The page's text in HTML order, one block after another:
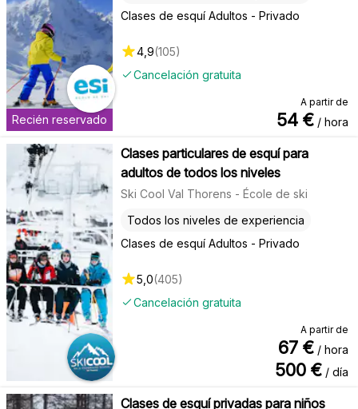
Recién reservado
Clases de esquí Adultos - Privado
Cancelación gratuita
4,9(105)
A partir de
54 € / hora
Clases particulares de esquí para
adultos de todos los niveles
Ski Cool Val Thorens - École de ski
Clases de esquí Adultos - Privado
Todos los niveles de experiencia
Cancelación gratuita
5,0(405)
A partir de
67 € / hora
500 € / día
Clases de esquí privadas para niños